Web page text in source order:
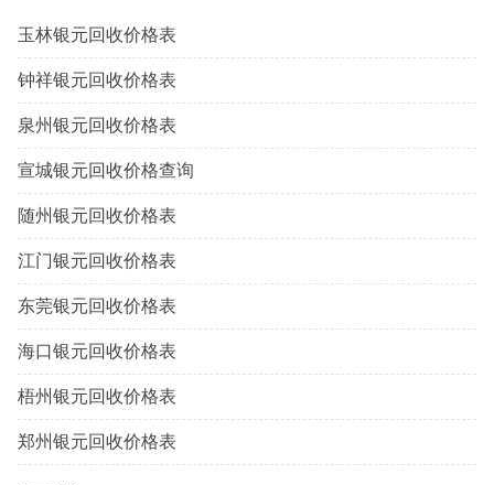
玉林银元回收价格表
钟祥银元回收价格表
泉州银元回收价格表
宣城银元回收价格查询
随州银元回收价格表
江门银元回收价格表
东莞银元回收价格表
海口银元回收价格表
梧州银元回收价格表
郑州银元回收价格表